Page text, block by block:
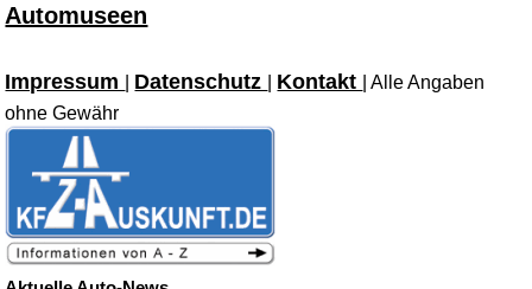
Automuseen
Impressum Datenschutz Kontakt
| Alle Angaben
ohne Gewähr